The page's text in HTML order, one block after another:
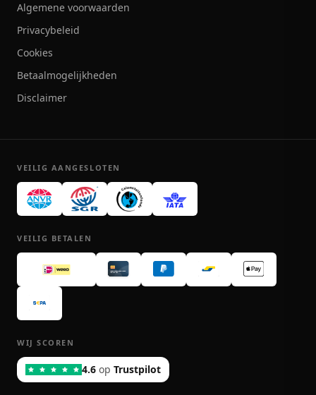
Algemene voorwaarden
Privacybeleid
Cookies
Betaalmogelijkheden
Disclaimer
VEILIG AANGESLOTEN
VEILIG BETALEN
WIJ SCOREN
4.6 op Trustpilot